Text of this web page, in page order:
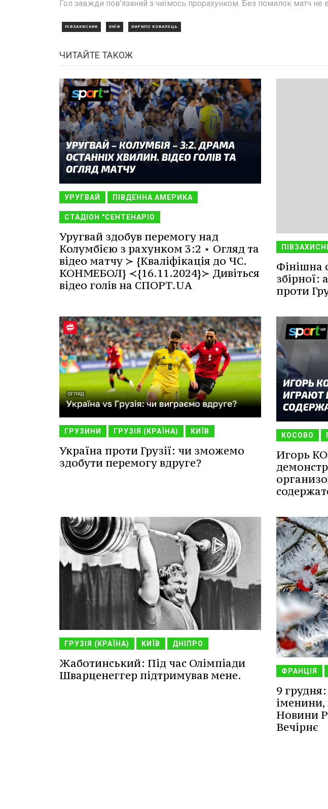
Гол завжди пов'язаний з чиїмось прорахунком. Без помилок матч не
ПІВЗАХИСНИК КИЇВ КИРИЛО КОВАЛЕЦЬ
ЧИТАЙТЕ ТАКОЖ
УРУГВАЙ ПІВДЕННА АМЕРИКА
СТАДІОН "СЕНТЕНАРІО
Уругвай здобув перемогу над
Колумбією з рахунком 3:2 ⋆ Огляд та
відео матчу ≻ {Кваліфікація до ЧС.
КОНМЕБОЛ} ≺{16.11.2024}≻ Дивіться
відео голів на СПОРТ.UA
Фінішна
збірної:
проти
ГРУЗИНИ ГРУЗІЯ (КРАЇНА) КИЇВ
Україна проти Грузії: чи зможемо
здобути перемогу вдруге?
КОСОВО
Игорь
ГРУЗІЯ (КРАЇНА) КИЇВ ДНІПРО
Жаботинський: Під час Олімпіади
Шварценеггер підтримував мене.
ФРАНЦІЯ
9
іменини,
Новини
Вечірнє